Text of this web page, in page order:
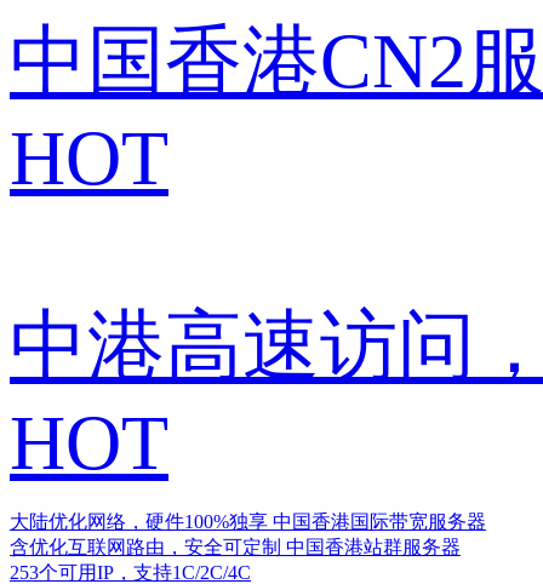
中国香港CN2
HOT
中港高速访问
HOT
大陆优化网络，硬件100%独享 中国香港国际带宽服务器
含优化互联网路由，安全可定制 中国香港站群服务器
253个可用IP，支持1C/2C/4C